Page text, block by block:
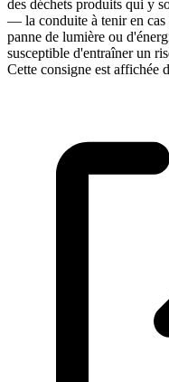
des déchets produits qui y
― la conduite à tenir en cas
panne de lumière ou
susceptible d'entraîner un
Cette consigne est affichée